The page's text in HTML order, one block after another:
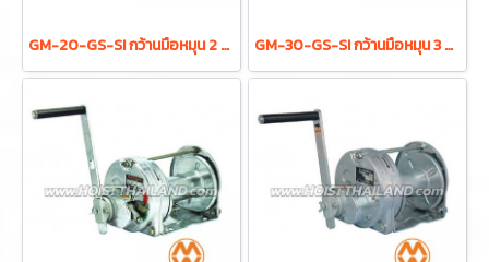
GM-20-GS-SI กว้านมือหมุน 2 ตัน MAXPULL WINCH GM-30-GS-SI กว้านมือหมุน 3 ตัน MAXPULL WINCH